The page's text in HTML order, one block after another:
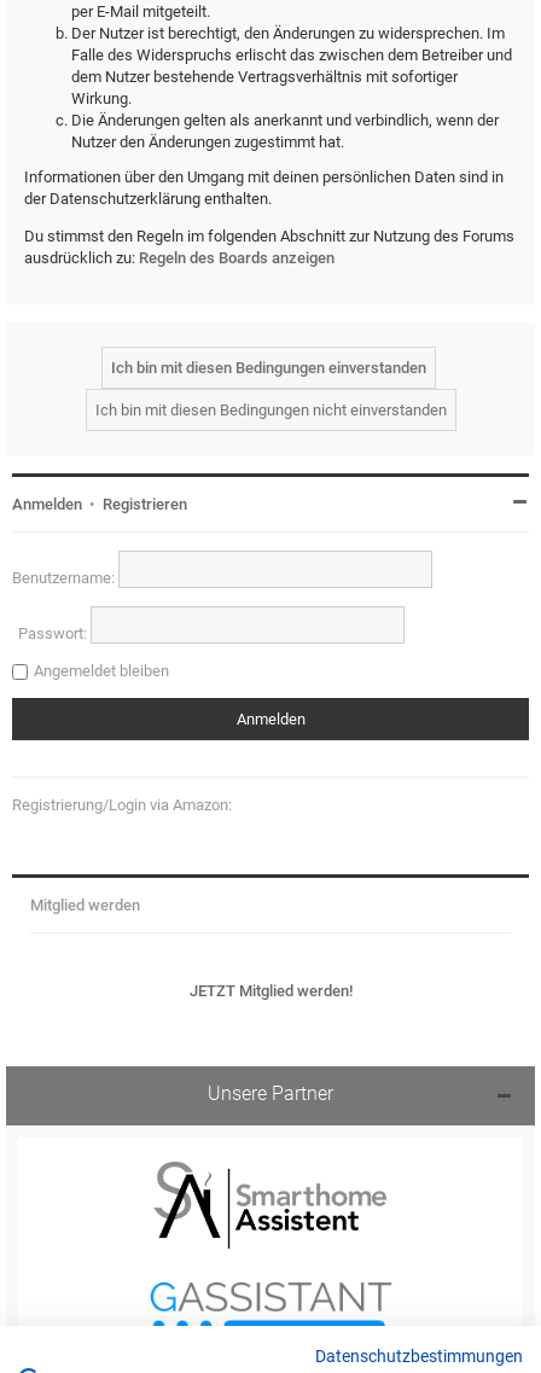
per E-Mail mitgeteilt.
Der Nutzer ist berechtigt, den Änderungen zu widersprechen. Im
Falle des Widerspruchs erlischt das zwischen dem Betreiber und
dem Nutzer bestehende Vertragsverhältnis mit sofortiger
Wirkung.
Die Änderungen gelten als anerkannt und verbindlich, wenn der
Nutzer den Änderungen zugestimmt hat.
Informationen über den Umgang mit deinen persönlichen Daten sind in
der Datenschutzerklärung enthalten.
Du stimmst den Regeln im folgenden Abschnitt zur Nutzung des Forums
ausdrücklich zu: Regeln des Boards anzeigen
Anmelden • Registrieren
Benutzername:
Passwort:
Angemeldet bleiben
Registrierung/Login via Amazon:
Mitglied werden
JETZT Mitglied werden!
Unsere Partner
Datenschutzbestimmungen